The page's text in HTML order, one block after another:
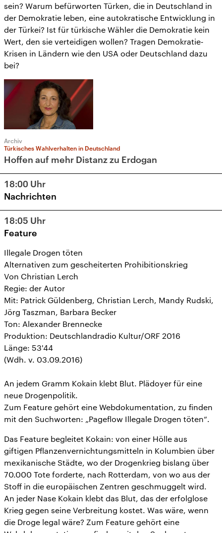
sein? Warum befürworten Türken, die in Deutschland in
der Demokratie leben, eine autokratische Entwicklung in
der Türkei? Ist für türkische Wähler die Demokratie kein
Wert, den sie verteidigen wollen? Tragen Demokratie-
Krisen in Ländern wie den USA oder Deutschland dazu
bei?
Archiv
Türkisches Wahlverhalten in Deutschland
Hoffen auf mehr Distanz zu Erdogan
18:00 Uhr
Nachrichten
18:05 Uhr
Feature
Illegale Drogen töten
Alternativen zum gescheiterten Prohibitionskrieg
Von Christian Lerch
Regie: der Autor
Mit: Patrick Güldenberg, Christian Lerch, Mandy Rudski,
Jörg Taszman, Barbara Becker
Ton: Alexander Brennecke
Produktion: Deutschlandradio Kultur/ORF 2016
Länge: 53'44
(Wdh. v. 03.09.2016)
An jedem Gramm Kokain klebt Blut. Plädoyer für eine
neue Drogenpolitik.
Zum Feature gehört eine Webdokumentation, zu finden
mit den Suchworten: „Pageflow Illegale Drogen töten“.
Das Feature begleitet Kokain: von einer Hölle aus
giftigen Pflanzenvernichtungsmitteln in Kolumbien über
mexikanische Städte, wo der Drogenkrieg bislang über
70.000 Tote forderte, nach Rotterdam, von wo aus der
Stoff in die europäischen Zentren geschmuggelt wird.
An jeder Nase Kokain klebt das Blut, das der erfolglose
Krieg gegen seine Verbreitung kostet. Was wäre, wenn
die Droge legal wäre? Zum Feature gehört eine